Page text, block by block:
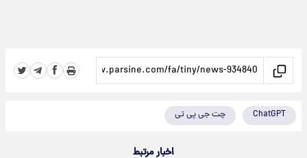
ChatGPT چت جی پی تی
اخبار مرتبط